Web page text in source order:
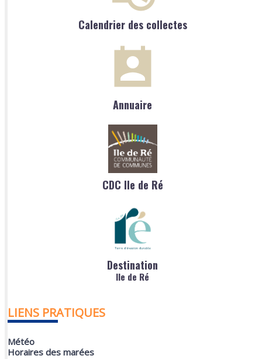
Calendrier des collectes
Annuaire
CDC Ile de Ré
Destination
Ile de Ré
LIENS PRATIQUES
Météo
Horaires des marées